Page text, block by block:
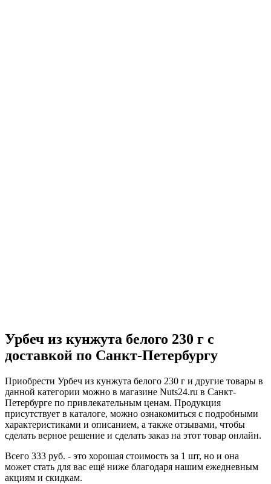
Урбеч из кунжута белого 230 г с
доставкой по Санкт-Петербургу
Приобрести Урбеч из кунжута белого 230 г и другие товары в
данной категории можно в магазине Nuts24.ru в Санкт-
Петербурге по привлекательным ценам. Продукция
присутствует в каталоге, можно ознакомиться с подробными
характеристиками и описанием, а также отзывами, чтобы
сделать верное решение и сделать заказ на этот товар онлайн.
Всего 333 руб. - это хорошая стоимость за 1 шт, но и она
может стать для вас ещё ниже благодаря нашим ежедневным
акциям и скидкам.